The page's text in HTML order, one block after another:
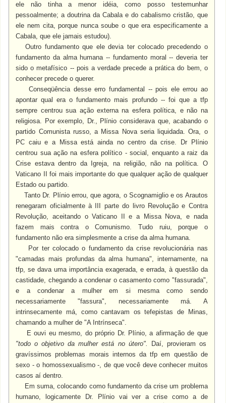
ele não tinha a menor idéia, como posso testemunhar
pessoalmente; a doutrina da Cabala e do cabalismo cristão, que
ele nem cita, porque nunca soube o que era especificamente a
Cabala, que ele jamais estudou).
Outro fundamento que ele devia ter colocado precedendo o
fundamento da alma humana -- fundamento moral -- deveria ter
sido o metafísico -- pois a verdade precede a prática do bem, o
conhecer precede o querer.
Conseqüência desse erro fundamental -- pois ele errou ao
apontar qual era o fundamento mais profundo -- foi que a tfp
sempre centrou sua ação externa na esfera política, e não na
religiosa. Por exemplo, Dr., Plínio considerava que, acabando o
partido Comunista russo, a Missa Nova seria liquidada. Ora, o
PC caiu e a Missa está ainda no centro da crise. Dr Plínio
centrou sua ação na esfera político - social, enquanto a raiz da
Crise estava dentro da Igreja, na religião, não na política. O
Vaticano II foi mais importante do que qualquer ação de qualquer
Estado ou partido.
Tanto Dr. Plínio errou, que agora, o Scognamiglio e os Arautos
renegaram oficialmente à III parte do livro Revolução e Contra
Revolução, aceitando o Vaticano II e a Missa Nova, e nada
fazem mais contra o Comunismo. Tudo ruiu, porque o
fundamento não era simplesmente a crise da alma humana.
Por ter colocado o fundamento da crise revolucionária nas
"camadas mais profundas da alma humana", internamente, na
tfp, se dava uma importância exagerada, e errada, à questão da
castidade, chegando a condenar o casamento como "fassurada",
e a condenar a mulher em si mesma como sendo
necessariamente "fassura", necessariamente má. A
intrinsecamente má, como cantavam os tefepistas de Minas,
chamando a mulher de "A Intrínseca".
E ouvi eu mesmo, do próprio Dr. Plínio, a afirmação de que
"todo o objetivo da mulher está no útero".
Daí, provieram os
gravíssimos problemas morais internos da tfp em questão de
sexo - o homossexualismo -, de que você deve conhecer muitos
casos aí dentro.
Em suma, colocando como fundamento da crise um problema
humano, logicamente Dr. Plínio vai ver a crise como a de